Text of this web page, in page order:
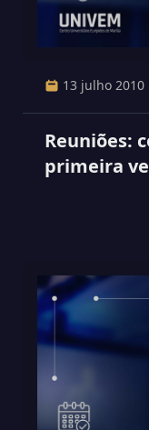
13 julho 2010
Reuniões:
primeira